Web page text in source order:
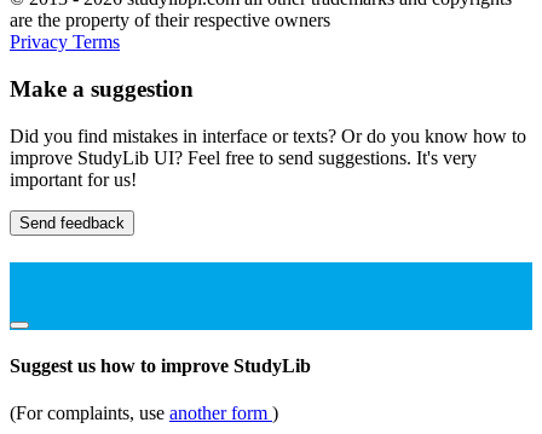
are the property of their respective owners
Privacy Terms
Make a suggestion
Did you find mistakes in interface or texts? Or do you know how to
improve StudyLib UI? Feel free to send suggestions. It's very
important for us!
Send feedback
Suggest us how to improve StudyLib
(For complaints, use another form )